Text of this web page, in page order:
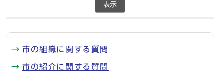
表示
市の組織に関する質問
市の紹介に関する質問